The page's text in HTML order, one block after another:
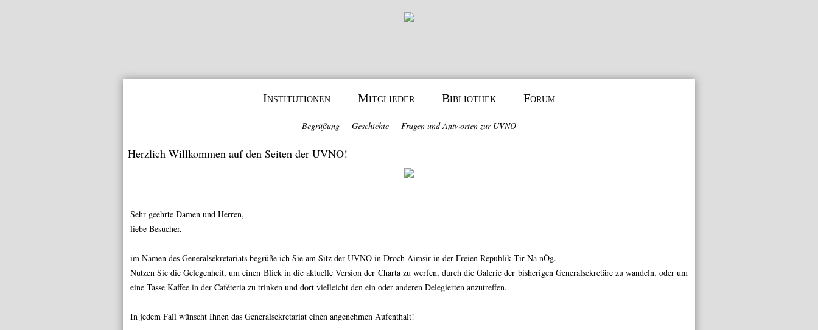
Institutionen Mitglieder Bibliothek Forum
Begrüßung—Geschichte—Fragen und Antworten zur UVNO
Herzlich Willkommen auf den Seiten der UVNO!
Sehr geehrte Damen und Herren,
liebe Besucher,
im Namen des Generalsekretariats begrüße ich Sie am Sitz der UVNO in Droch Aimsir in der Freien Republik Tir Na nÒg.
Nutzen Sie die Gelegenheit, um einen Blick in die aktuelle Version der Chartazu werfen, durch die Galerie der bisherigen Generalsekretärezu wandeln, oder um
eine Tasse Kaffee in der Caféteriazu trinken und dort vielleicht den ein oder anderen Delegierten anzutreffen.
In jedem Fall wünscht Ihnen das Generalsekretariat einen angenehmen Aufenthalt!